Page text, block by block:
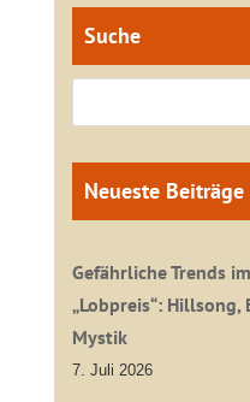
Suche
Neueste Beiträge
Gefährliche Trends
„Lobpreis“:
Mystik
7. Juli 2026